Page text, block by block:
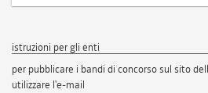
istruzioni per gli enti
per pubblicare i bandi di concorso sul sito
utilizzare l'e-mail